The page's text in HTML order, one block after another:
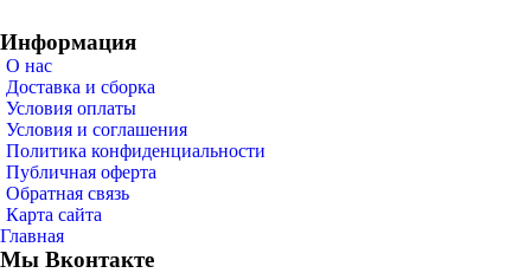
Информация
О нас
Доставка и сборка
Условия оплаты
Условия и соглашения
Политика конфиденциальности
Публичная оферта
Обратная связь
Карта сайта
Главная
Мы Вконтакте